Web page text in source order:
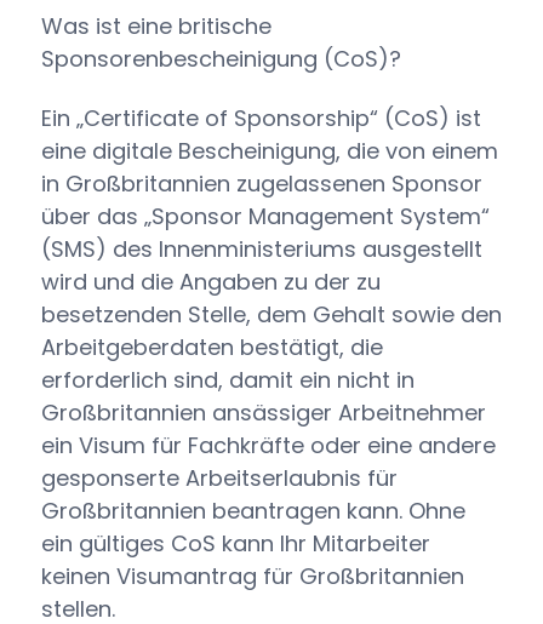
Was ist eine britische
Sponsorenbescheinigung (CoS)?
Ein „Certificate of Sponsorship“ (CoS) ist
eine digitale Bescheinigung, die von einem
in Großbritannien zugelassenen Sponsor
über das „Sponsor Management System“
(SMS) des Innenministeriums ausgestellt
wird und die Angaben zu der zu
besetzenden Stelle, dem Gehalt sowie den
Arbeitgeberdaten bestätigt, die
erforderlich sind, damit ein nicht in
Großbritannien ansässiger Arbeitnehmer
ein Visum für Fachkräfte oder eine andere
gesponserte Arbeitserlaubnis für
Großbritannien beantragen kann. Ohne
ein gültiges CoS kann Ihr Mitarbeiter
keinen Visumantrag für Großbritannien
stellen.